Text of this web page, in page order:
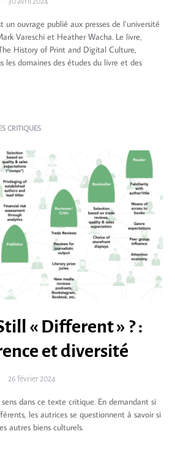
ouvrage publié aux presses de l’université
Vareschi et Heather Wacha. Le livre,
History of Print and Digital Culture,
les domaines des études du livre et des
CRITIQUES
« Different » ? :
et diversité
26 février 2024
dans ce texte critique. En demandant si
les autrices se questionnent à savoir si
autres biens culturels.